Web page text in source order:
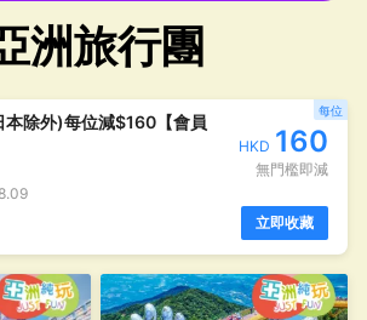
洲旅行團
本除外)每位減$160【會員
HKD 160
無門檻即減
每位
立即收藏